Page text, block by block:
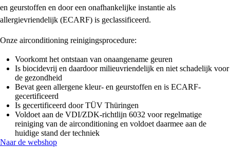
en geurstoffen en door een onafhankelijke instantie als
allergievriendelijk (ECARF) is geclassificeerd.
Onze airconditioning reinigingsprocedure:
Voorkomt het ontstaan van onaangename geuren
Is biocidevrij en daardoor milieuvriendelijk en niet schadelijk voor
de gezondheid
Bevat geen allergene kleur- en geurstoffen en is ECARF-
gecertificeerd
Is gecertificeerd door TÜV Thüringen
Voldoet aan de VDI/ZDK-richtlijn 6032 voor regelmatige
reiniging van de airconditioning en voldoet daarmee aan de
huidige stand der techniek
Naar de webshop